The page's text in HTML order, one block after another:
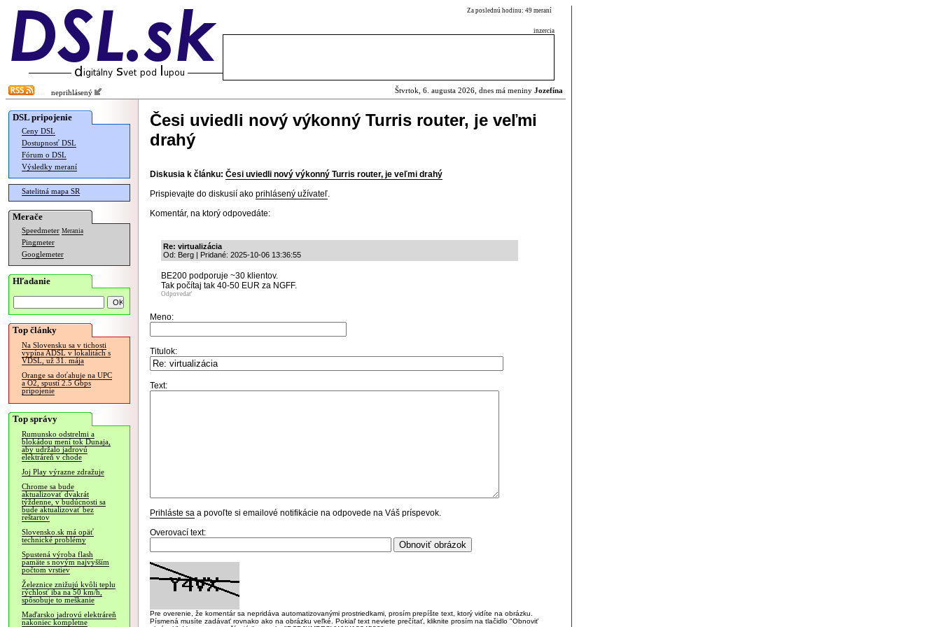
Za poslednú hodinu: 49 meraní
inzercia
neprihlásený Štvrtok, 6. augusta 2026, dnes má meniny Jozefína
DSL pripojenie
Ceny DSL
Dostupnosť DSL
Fórum o DSL
Výsledky meraní
Satelitná mapa SR
Merače
Speedmeter Merania
Pingmeter
Googlemeter
Hľadanie
Top články
Na Slovensku sa v tichosti
vypína ADSL v lokalitách s
VDSL, už 31. mája
Orange sa doťahuje na UPC
a O2, spustí 2.5 Gbps
pripojenie
Top správy
Rumunsko odstrelmi a
blokádou mení tok Dunaja,
aby udržalo jadrovú
elektráreň v chode
Joj Play výrazne zdražuje
Chrome sa bude
aktualizovať dvakrát
týždenne, v budúcnosti sa
bude aktualizovať bez
reštartov
Slovensko.sk má opäť
technické problémy
Spustená výroba flash
pamäte s novým najvyšším
počtom vrstiev
Železnice znižujú kvôli teplu
rýchlosť iba na 50 km/h,
spôsobuje to meškanie
Maďarsko jadrovú elektráreň
nakoniec kompletne
Česi uviedli nový výkonný Turris router, je veľmi
drahý
Diskusia k článku: Česi uviedli nový výkonný Turris router, je veľmi drahý
Prispievajte do diskusií ako prihlásený užívateľ.
Komentár, na ktorý odpovedáte:
Re: virtualizácia
Od: Berg | Pridané: 2025-10-06 13:36:55
BE200 podporuje ~30 klientov.
Tak počítaj tak 40-50 EUR za NGFF.
Odpovedať
Meno:
Titulok:
Text:
Prihláste sa a povoľte si emailové notifikácie na odpovede na Váš príspevok.
Overovací text:
Pre overenie, že komentár sa nepridáva automatizovanými prostriedkami, prosím prepíšte text, ktorý vidíte na obrázku.
Písmená musíte zadávať rovnako ako na obrázku veľké. Pokiaľ text neviete prečítať, kliknite prosím na tlačidlo "Obnoviť